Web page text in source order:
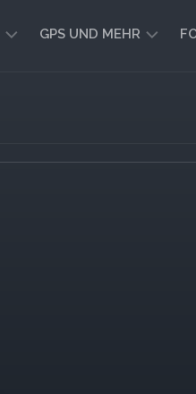
GPS UND MEHR
GEOCACHING